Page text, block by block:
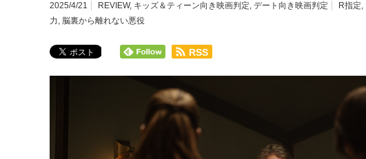
2025/4/21 REVIEW, キッズ＆ティーン向き映画判定, デート向き映画判定 R指定,
力, 脳裏から離れない悪役
RSS